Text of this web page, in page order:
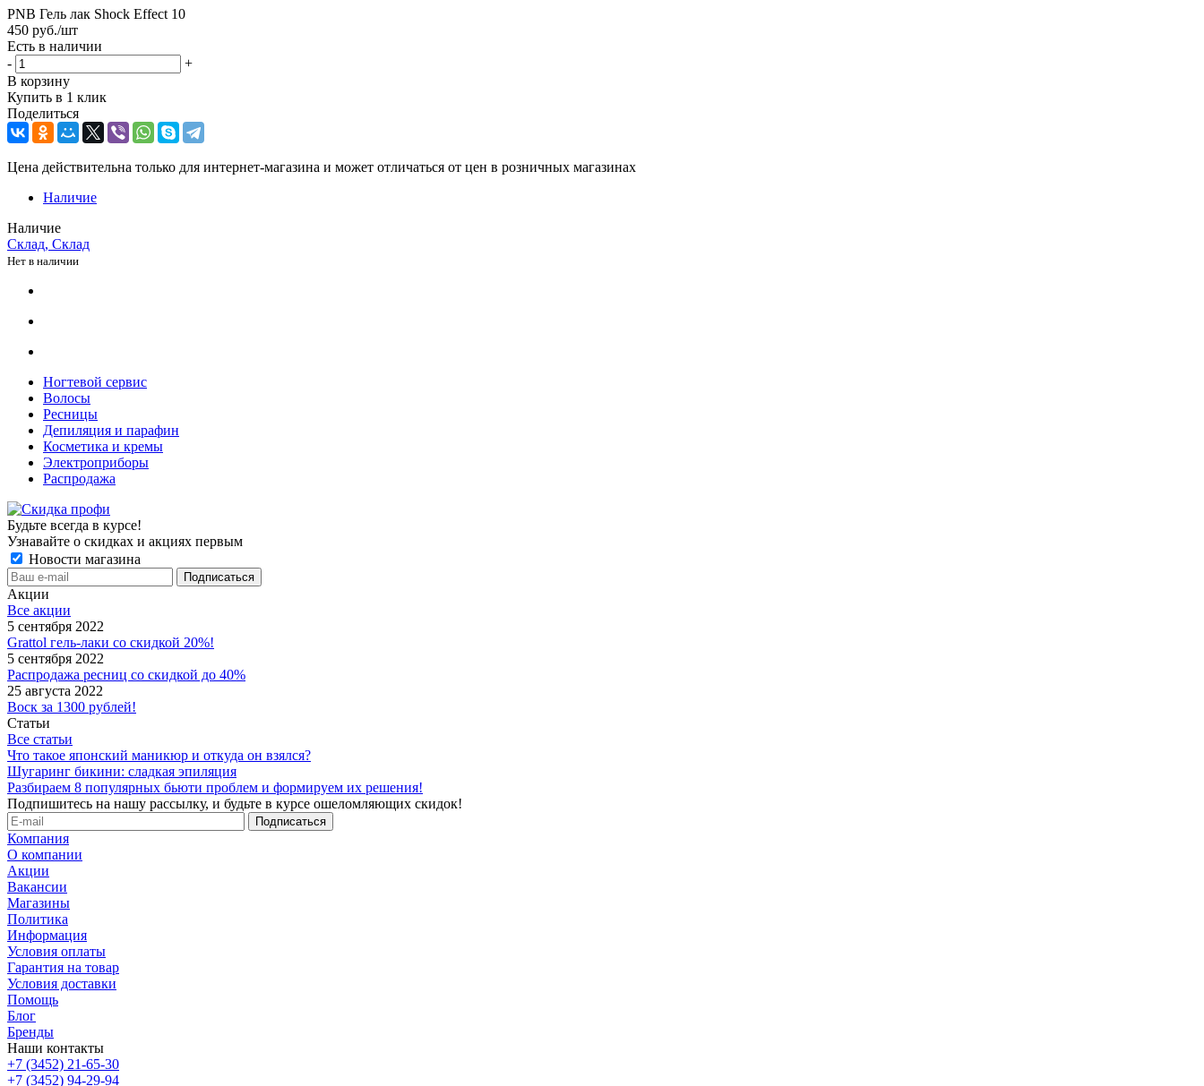
PNB Гель лак Shock Effect 10
450 руб./шт
Есть в наличии
-
+
В корзину
Купить в 1 клик
Поделиться
Цена действительна только для интернет-магазина и может отличаться от цен в розничных магазинах
Наличие
Наличие
Склад, Склад
Нет в наличии
Ногтевой сервис
Волосы
Ресницы
Депиляция и парафин
Косметика и кремы
Электроприборы
Распродажа
Будьте всегда в курсе!
Узнавайте о скидках и акциях первым
Новости магазина
Акции
Все акции
5 сентября 2022
Grattol гель-лаки со скидкой 20%!
5 сентября 2022
Распродажа ресниц со скидкой до 40%
25 августа 2022
Воск за 1300 рублей!
Статьи
Все статьи
Что такое японский маникюр и откуда он взялся?
Шугаринг бикини: сладкая эпиляция
Разбираем 8 популярных бьюти проблем и формируем их решения!
Подпишитесь на нашу рассылку, и будьте в курсе ошеломляющих скидок!
Компания
О компании
Акции
Вакансии
Магазины
Политика
Информация
Условия оплаты
Гарантия на товар
Условия доставки
Помощь
Блог
Бренды
Наши контакты
+7 (3452) 21-65-30
+7 (3452) 94-29-94